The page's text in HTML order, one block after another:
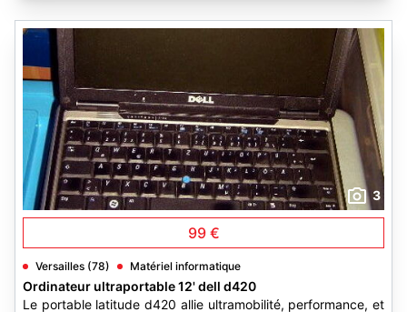
3
99 €
Versailles (78) Matériel informatique
Ordinateur ultraportable 12' dell d420
Le portable latitude d420 allie ultramobilité, performance, et